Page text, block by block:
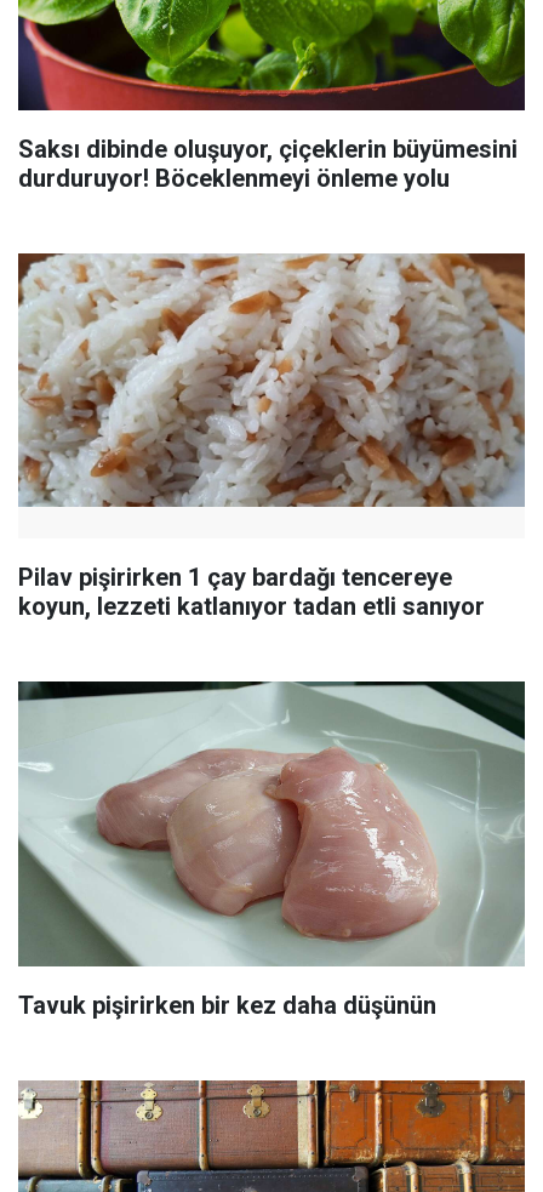
Saksı dibinde oluşuyor, çiçeklerin büyümesini
durduruyor! Böceklenmeyi önleme yolu
Pilav pişirirken 1 çay bardağı tencereye
koyun, lezzeti katlanıyor tadan etli sanıyor
Tavuk pişirirken bir kez daha düşünün